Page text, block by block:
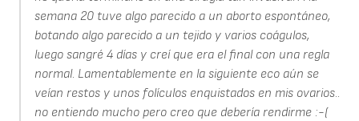
semana 20 tuve algo parecido a un aborto espontáneo,
botando algo parecido a un tejido y varios coágulos,
luego sangré 4 días y creí que era el final con una regla
normal. Lamentablemente en la siguiente eco aún se
veían restos y unos folículos enquistados en mis ovarios..
no entiendo mucho pero creo que debería rendirme :-(